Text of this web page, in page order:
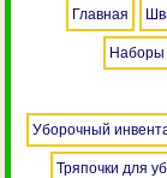
Главная
Наборы
Уборочный
Тряпочки для